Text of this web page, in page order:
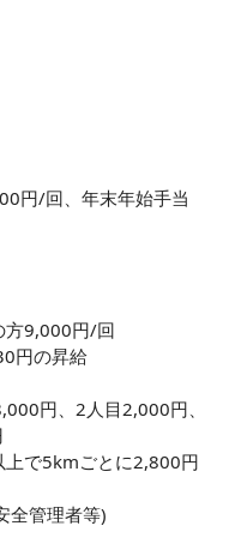
間として参加できま
営士などの業務に関
が全額負担しておりま
円/回、年末年始手当
9,000円/回
円の昇給
円、2人目2,000円、
で5kmごとに2,800円
全管理者等)